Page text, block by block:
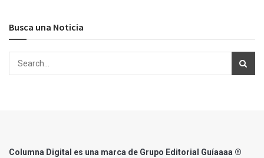
Busca una Noticia
Columna Digital es una marca de Grupo Editorial Guíaaaa ®